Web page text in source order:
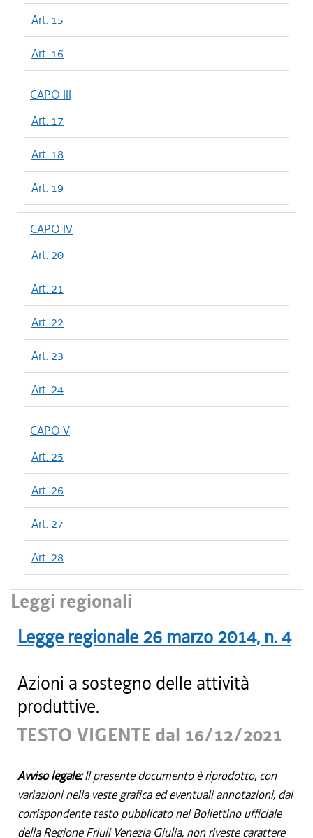
Art. 15
Art. 16
CAPO III
Art. 17
Art. 18
Art. 19
CAPO IV
Art. 20
Art. 21
Art. 22
Art. 23
Art. 24
CAPO V
Art. 25
Art. 26
Art. 27
Art. 28
Leggi regionali
Legge regionale 26 marzo 2014, n.4
Azioni a sostegno delle attività
produttive.
TESTO VIGENTE dal 16/12/2021
Avviso legale:Il presente documento è riprodotto, con
variazioni nella veste grafica ed eventuali annotazioni, dal
corrispondente testo pubblicato nel Bollettino ufficiale
della Regione Friuli Venezia Giulia, non riveste carattere